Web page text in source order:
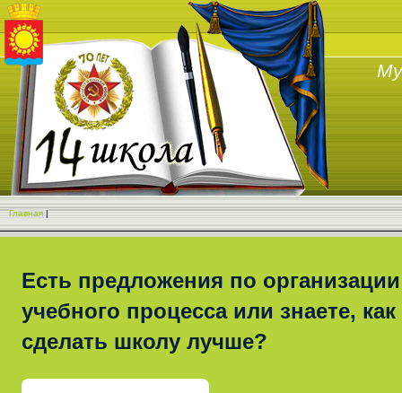
Главная |
Есть предложения по организации
учебного процесса или знаете, как
сделать школу лучше?